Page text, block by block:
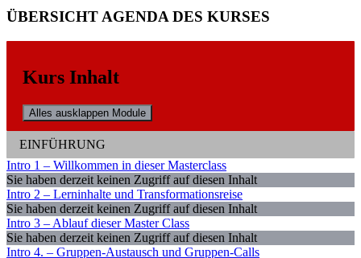
ÜBERSICHT AGENDA DES KURSES
Kurs Inhalt
Alles ausklappen Module
EINFÜHRUNG
Intro 1 – Willkommen in dieser Masterclass
Sie haben derzeit keinen Zugriff auf diesen Inhalt
Intro 2 – Lerninhalte und Transformationsreise
Sie haben derzeit keinen Zugriff auf diesen Inhalt
Intro 3 – Ablauf dieser Master Class
Sie haben derzeit keinen Zugriff auf diesen Inhalt
Intro 4. – Gruppen-Austausch und Gruppen-Calls